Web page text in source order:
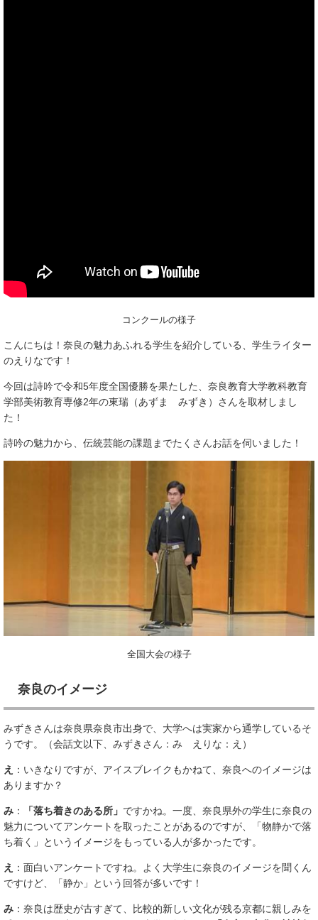
コンクールの様子
こんにちは！奈良の魅力あふれる学生を紹介している、学生ライター
のえりなです！
今回は詩吟で令和5年度全国優勝を果たした、奈良教育大学教科教育
学部美術教育専修2年の東瑞（あずま みずき）さんを取材しまし
た！
詩吟の魅力から、伝統芸能の課題までたくさんお話を伺いました！
全国大会の様子
奈良のイメージ
みずきさんは奈良県奈良市出身で、大学へは実家から通学しているそ
うです。（会話文以下、みずきさん：み えりな：え）
え
：いきなりですが、アイスブレイクもかねて、奈良へのイメージは
ありますか？
み ： 「落ち着きのある所」 ですかね。一度、奈良県外の学生に奈良の
魅力についてアンケートを取ったことがあるのですが、「物静かで落
ち着く」というイメージをもっている人が多かったです。
え
：面白いアンケートですね。よく大学生に奈良のイメージを聞くん
ですけど、「静か」という回答が多いです！
み ：奈良は歴史が古すぎて、比較的新しい文化が残る京都に親しみを